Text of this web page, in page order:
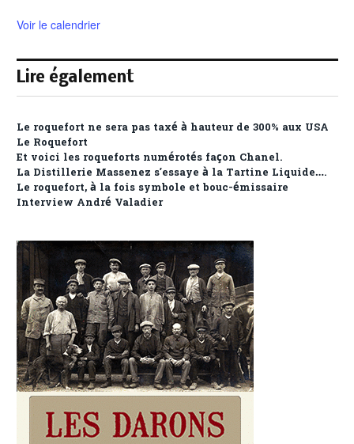
Voir le calendrier
Lire également
Le roquefort ne sera pas taxé à hauteur de 300% aux USA
Le Roquefort
Et voici les roqueforts numérotés façon Chanel.
La Distillerie Massenez s’essaye à la Tartine Liquide….
Le roquefort, à la fois symbole et bouc-émissaire
Interview André Valadier